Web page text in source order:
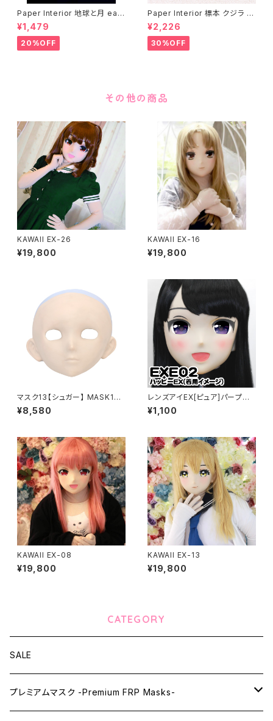
Paper Interior 地球と月 eart
h and moon
¥1,479
20%OFF
Paper Interior 標本 クジラ s
pecimen whale
¥2,226
30%OFF
その他の商品
KAWAII EX-26
¥19,800
KAWAII EX-16
¥19,800
マスク13【シュガー】 MASK13
【SUGAR】
¥8,580
レンズアイEX[ピュア]パープル
Lens Eye EX[PURE]purple
¥1,100
KAWAII EX-08
¥19,800
KAWAII EX-13
¥19,800
CATEGORY
SALE
プレミアムマスク -Premium FRP Masks-